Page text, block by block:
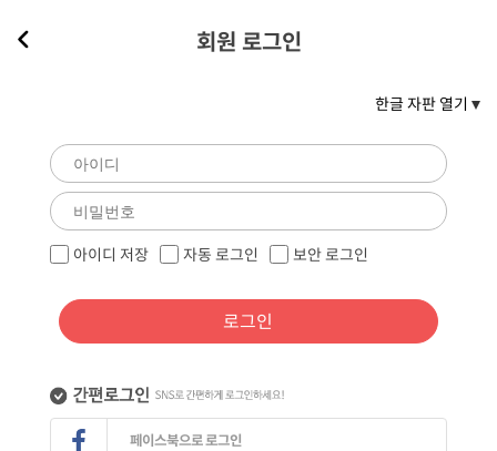
회원 로그인
한글 자판 열기
아이디 저장 자동 로그인 보안 로그인
로그인
페이스북으로 로그인